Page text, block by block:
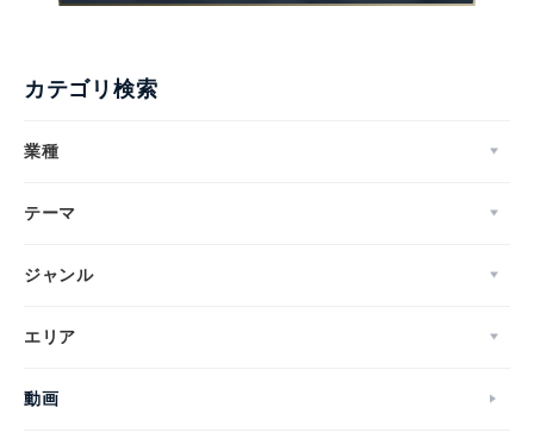
カテゴリ検索
業種
テーマ
ジャンル
エリア
動画